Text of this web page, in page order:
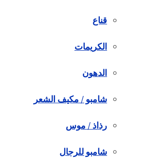
قناع
الكريمات
الدهون
شامبو / مكيف الشعر
رذاذ / موس
شامبو للرجال